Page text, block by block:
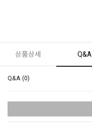
상품상세 Q&A
Q&A (0)